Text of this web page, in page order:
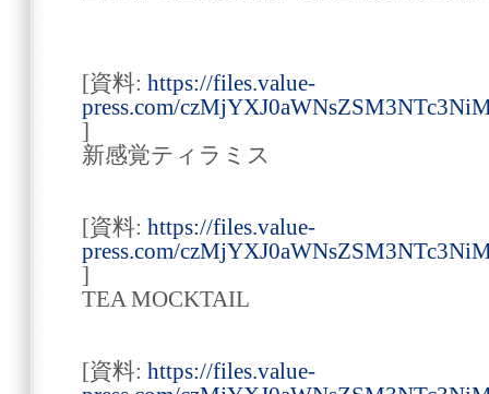
[資料: https://files.value-
press.com/
]
新感覚ティラミス
[資料: https://files.value-
press.com/
]
TEA MOCKTAIL
[資料: https://files.value-